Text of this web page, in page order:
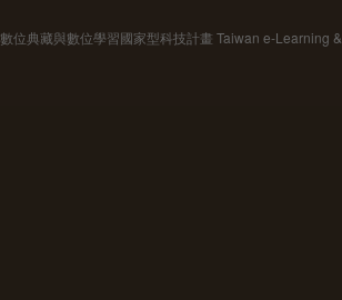
數位典藏與數位學習國家型科技計畫 Taiwan e-Learning